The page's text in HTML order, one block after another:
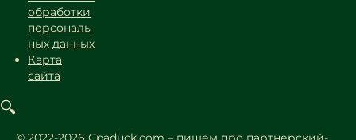
обработки
персональ
ных данных
Карта
сайта